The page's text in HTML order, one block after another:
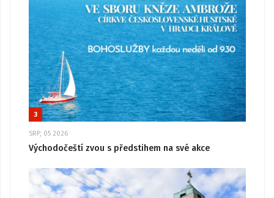
3
SRP, 05 2026
Východočeští zvou s předstihem na své akce